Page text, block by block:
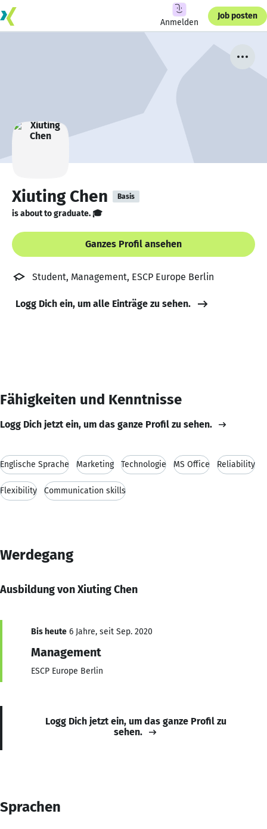
Anmelden
Job posten
Xiuting Chen Basis
is about to graduate. 🎓
Ganzes Profil ansehen
Student, Management, ESCP Europe Berlin
Logg Dich ein, um alle Einträge zu sehen.
Fähigkeiten und Kenntnisse
Logg Dich jetzt ein, um das ganze Profil zu sehen.
Englische Sprache Marketing Technologie MS Office Reliability
Flexibility Communication skills
Werdegang
Ausbildung von Xiuting Chen
Bis heute 6 Jahre, seit Sep. 2020
Management
ESCP Europe Berlin
Logg Dich jetzt ein, um das ganze Profil zu
sehen.
Sprachen